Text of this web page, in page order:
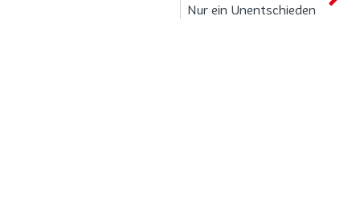
Nur ein Unentschieden